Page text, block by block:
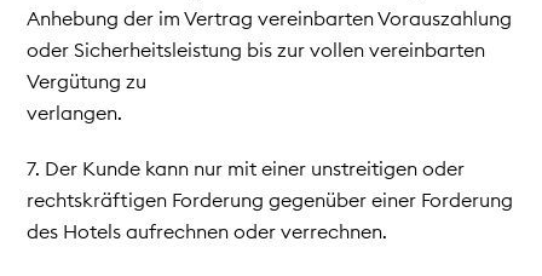
Anhebung der im Vertrag vereinbarten Vorauszahlung
oder Sicherheitsleistung bis zur vollen vereinbarten
Vergütung zu
verlangen.
7. Der Kunde kann nur mit einer unstreitigen oder
rechtskräftigen Forderung gegenüber einer Forderung
des Hotels aufrechnen oder verrechnen.